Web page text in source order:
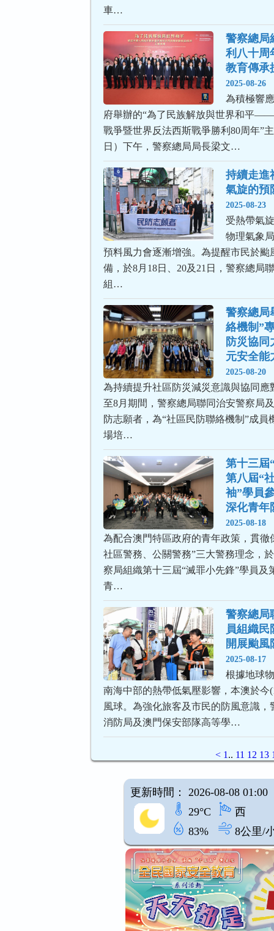
車…
警察總局
利八十周
教育傳承
2025-08-26
為積極響
府舉辦的“為了民族解放與世界和平
戰爭暨世界反法西斯戰爭勝利80周年”
日）下午，警察總局局長梁文…
持續走進
氣旋的預
2025-08-23
受熱帶氣
物理氣象
預料風力會逐漸增強。為提醒市民於颱
備，於8月18日、20及21日，警察總局
組…
警察總局
絡機制”
防災協同
元安全能
2025-08-20
為持續提升社區防災減災意識與協同應
至8月期間，警察總局聯同治安警察局
防志願者，為“社區民防聯絡機制”成員
場培…
第十三屆
第八屆“
袖”學員
深化青年
2025-08-18
為配合澳門特區政府的青年政策，貫徹
社區警務、公關警務”三大警務理念，
察局組織第十三屆“滅罪小先鋒”學員及
青…
警察總局
員組織民
開展颱風
2025-08-17
根據地球
南海中部的熱帶低氣壓影響，本澳於今
風球。為強化旅客及市民的防風意識，
消防局及澳門保安部隊高等學…
< 1 .. 11 12 13
更新時間： 2026-08-08 01:00
29°C
西
83%
8公里/